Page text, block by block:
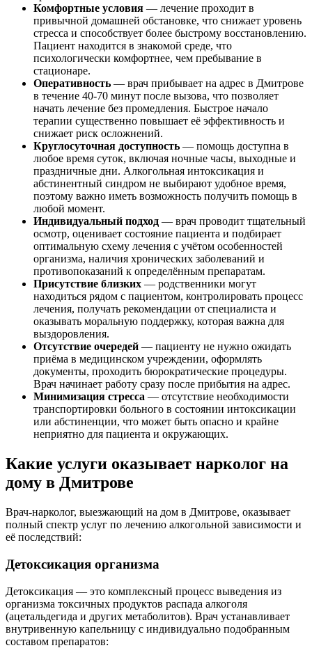
Комфортные условия — лечение проходит в
привычной домашней обстановке, что снижает уровень
стресса и способствует более быстрому восстановлению.
Пациент находится в знакомой среде, что
психологически комфортнее, чем пребывание в
стационаре.
Оперативность — врач прибывает на адрес в Дмитрове
в течение 40-70 минут после вызова, что позволяет
начать лечение без промедления. Быстрое начало
терапии существенно повышает её эффективность и
снижает риск осложнений.
Круглосуточная доступность — помощь доступна в
любое время суток, включая ночные часы, выходные и
праздничные дни. Алкогольная интоксикация и
абстинентный синдром не выбирают удобное время,
поэтому важно иметь возможность получить помощь в
любой момент.
Индивидуальный подход — врач проводит тщательный
осмотр, оценивает состояние пациента и подбирает
оптимальную схему лечения с учётом особенностей
организма, наличия хронических заболеваний и
противопоказаний к определённым препаратам.
Присутствие близких — родственники могут
находиться рядом с пациентом, контролировать процесс
лечения, получать рекомендации от специалиста и
оказывать моральную поддержку, которая важна для
выздоровления.
Отсутствие очередей — пациенту не нужно ожидать
приёма в медицинском учреждении, оформлять
документы, проходить бюрократические процедуры.
Врач начинает работу сразу после прибытия на адрес.
Минимизация стресса — отсутствие необходимости
транспортировки больного в состоянии интоксикации
или абстиненции, что может быть опасно и крайне
неприятно для пациента и окружающих.
Какие услуги оказывает нарколог на
дому в Дмитрове
Врач-нарколог, выезжающий на дом в Дмитрове, оказывает
полный спектр услуг по лечению алкогольной зависимости и
её последствий:
Детоксикация организма
Детоксикация — это комплексный процесс выведения из
организма токсичных продуктов распада алкоголя
(ацетальдегида и других метаболитов). Врач устанавливает
внутривенную капельницу с индивидуально подобранным
составом препаратов: